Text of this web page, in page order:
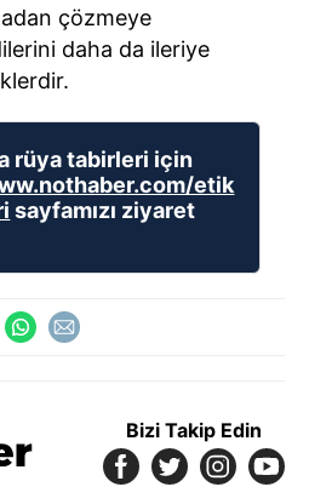
çözmeye
daha da ileriye
rüya tabirleri için
etik
sayfamızı ziyaret
Bizi Takip Edin